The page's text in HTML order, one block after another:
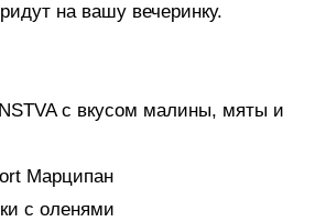
на вашу вечеринку.
c вкусом малины, мяты и
Марципан
с оленями